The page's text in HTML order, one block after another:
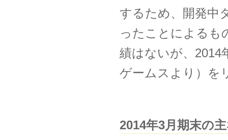
するため、開発中
ったことによるも
績はないが、2014
ゲームスより）を
2014年3月期末の